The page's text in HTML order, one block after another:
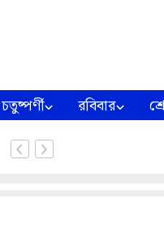
চতুষ্পর্ণী রবিবার